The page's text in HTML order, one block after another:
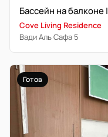
Cove Living Residence
Вади Аль Сафа 5
Готов